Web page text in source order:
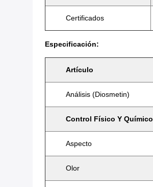
Certificados
Especificación:
Artículo
Análisis (Diosmetin)
Control Físico Y Químico
Aspecto
Olor